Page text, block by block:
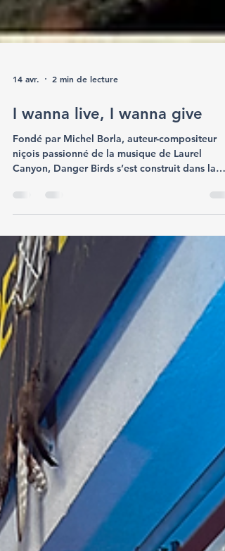
14 avr. 2 min de lecture
I wanna live, I wanna give
Fondé par Michel Borla, auteur-compositeur
Canyon, Danger Birds s’est construit dans la
durée, porté par une fidélité au répertoire mais
les nuances et les possibilités.